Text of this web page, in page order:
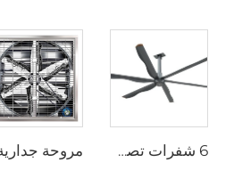
6 شفرات تصميم جديد مروحة سقف تجارية بمحرك AC